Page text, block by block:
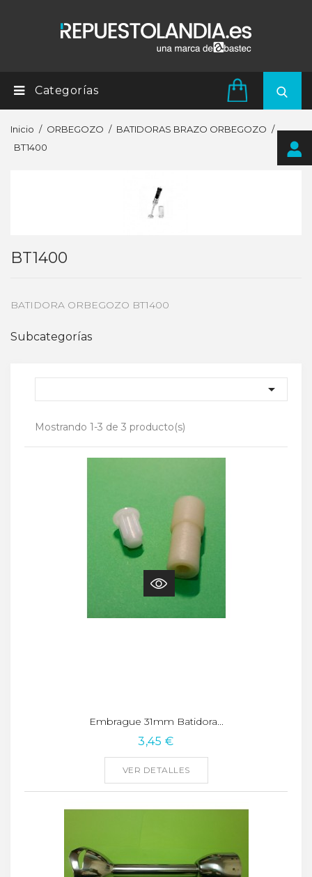
Categorías
Inicio ORBEGOZO
BATIDORAS BRAZO ORBEGOZO
BT1400
BT1400
BATIDORA ORBEGOZO BT1400
Subcategorías

Mostrando 1-3 de 3 producto(s)
Embrague 31mm Batidora...
3,45 €
VER DETALLES